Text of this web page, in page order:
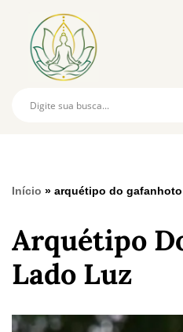
Início » arquétipo do
Arquétipo
Lado Luz